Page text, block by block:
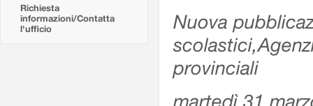
Richiesta
informazioni/Contatta
l'ufficio
Nuova
provinciali
martedì 31